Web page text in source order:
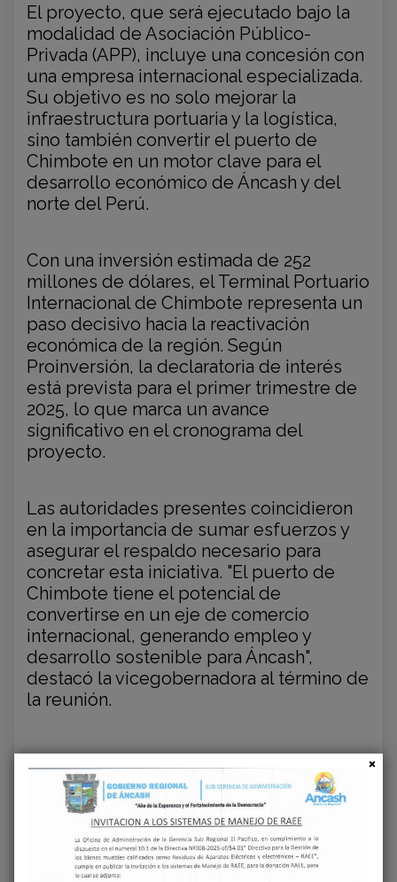
El proyecto, que será ejecutado bajo la
modalidad de Asociación Público-
Privada (APP), incluye una concesión con
una empresa internacional especializada.
Su objetivo es no solo mejorar la
infraestructura portuaria y la logística,
sino también convertir el puerto de
Chimbote en un motor clave para el
desarrollo económico de Áncash y del
norte del Perú.
Con una inversión estimada de 252
millones de dólares, el Terminal Portuario
Internacional de Chimbote representa un
paso decisivo hacia la reactivación
económica de la región. Según
Proinversión, la declaratoria de interés
está prevista para el primer trimestre de
2025, lo que marca un avance
significativo en el cronograma del
proyecto.
Las autoridades presentes coincidieron
en la importancia de sumar esfuerzos y
asegurar el respaldo necesario para
concretar esta iniciativa. "El puerto de
Chimbote tiene el potencial de
convertirse en un eje de comercio
internacional, generando empleo y
desarrollo sostenible para Áncash",
destacó la vicegobernadora al término de
la reunión.